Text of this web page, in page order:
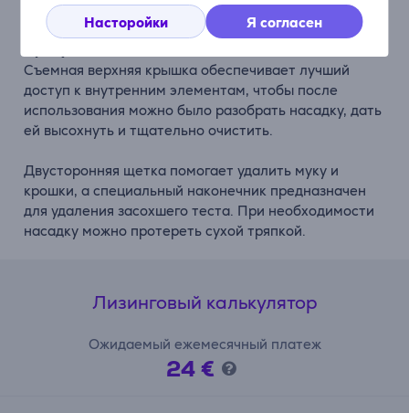
Насторойки Я согласен
многолетнего использования.
Съемная верхняя крышка обеспечивает лучший
доступ к внутренним элементам, чтобы после
использования можно было разобрать насадку, дать
ей высохнуть и тщательно очистить.
Двусторонняя щетка помогает удалить муку и
крошки, а специальный наконечник предназначен
для удаления засохшего теста. При необходимости
насадку можно протереть сухой тряпкой.
Лизинговый калькулятор
Ожидаемый ежемесячный платеж
24 €